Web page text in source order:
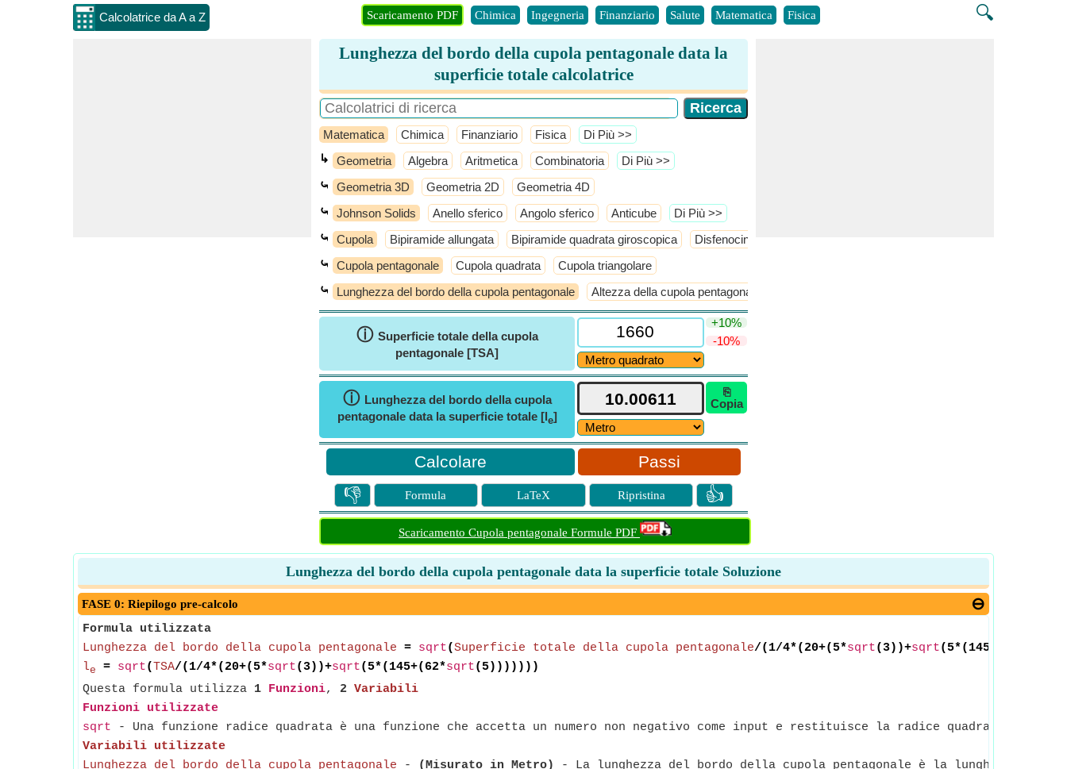
Calcolatrice da A a Z 🔍
Scaricamento PDF Chimica Ingegneria Finanziario Salute Matematica Fisica
Lunghezza del bordo della cupola pentagonale data la
superficie totale calcolatrice
Matematica Chimica Finanziario Fisica ​Di Più >>
↳ Geometria Algebra Aritmetica Combinatoria ​Di Più >>
⤿ Geometria 3D Geometria 2D Geometria 4D
⤿ Johnson Solids Anello sferico Angolo sferico Anticube ​Di Più >>
⤿ Cupola Bipiramide allungata Bipiramide quadrata giroscopica Disfenocingulo
⤿ Cupola pentagonale Cupola quadrata Cupola triangolare
⤿ Lunghezza del bordo della cupola pentagonale Altezza della cupola pentagonale
ⓘ Superficie totale della cupola
pentagonale [TSA]
+10%
-10%
ⓘ Lunghezza del bordo della cupola
pentagonale data la superficie totale [le]
⎘
Copia
Passi
👎 Formula LaTeX Ripristina 👍
Scaricamento Cupola pentagonale Formule PDF
Lunghezza del bordo della cupola pentagonale data la superficie totale Soluzione
FASE 0: Riepilogo pre-calcolo
Formula utilizzata
Lunghezza del bordo della cupola pentagonale = sqrt(Superficie totale della cupola pentagonale/(1/4*(20+(5*sqrt(3))+sqrt(5*(145+(62*
le = sqrt(TSA/(1/4*(20+(5*sqrt(3))+sqrt(5*(145+(62*sqrt(5)))))))
Questa formula utilizza 1 Funzioni, 2 Variabili
Funzioni utilizzate
sqrt - Una funzione radice quadrata è una funzione che accetta un numero non negativo come input e restituisce la radice quadrata del
Variabili utilizzate
Lunghezza del bordo della cupola pentagonale - (Misurato in Metro)
- La lunghezza del bordo della cupola pentagonale è la lunghezza di